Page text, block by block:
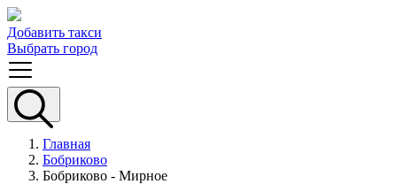
Добавить такси
Выбрать город
Главная
Бобриково
Бобриково - Мирное